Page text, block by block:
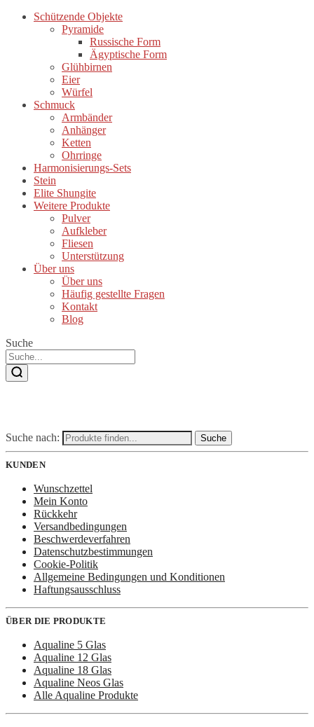
Schützende Objekte
Pyramide
Russische Form
Ägyptische Form
Glühbirnen
Eier
Würfel
Schmuck
Armbänder
Anhänger
Ketten
Ohrringe
Harmonisierungs-Sets
Stein
Elite Shungite
Weitere Produkte
Pulver
Aufkleber
Fliesen
Unterstützung
Über uns
Über uns
Häufig gestellte Fragen
Kontakt
Blog
Suche
Suche nach: Suche
KUNDEN
Wunschzettel
Mein Konto
Rückkehr
Versandbedingungen
Beschwerdeverfahren
Datenschutzbestimmungen
Cookie-Politik
Allgemeine Bedingungen und Konditionen
Haftungsausschluss
ÜBER DIE PRODUKTE
Aqualine 5 Glas
Aqualine 12 Glas
Aqualine 18 Glas
Aqualine Neos Glas
Alle Aqualine Produkte